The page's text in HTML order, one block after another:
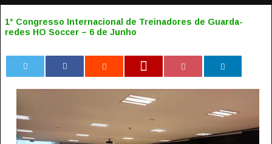
1° Congresso Internacional de Treinadores de Guarda-
redes HO Soccer – 6 de Junho
0